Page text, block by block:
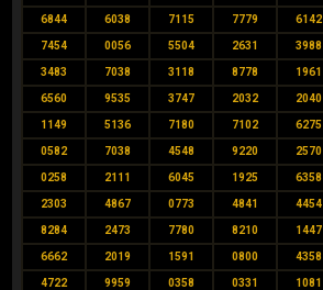
6844 6038 7115 7779 6142
7454 0056 5504 2631 3988
3483 7038 3118 8778 1961
6560 9535 3747 2032 2040
1149 5136 7180 7102 6275
0582 7038 4548 9220 2570
0258 2111 6045 1925 6358
2303 4867 0773 4841 4454
8284 2473 7780 8210 1447
6662 2019 1591 0800 4358
4722 9959 0358 0331 1081